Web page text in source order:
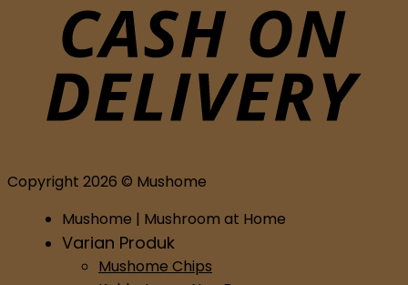
Copyright 2026 © Mushome
Mushome | Mushroom at Home
Varian Produk
Mushome Chips